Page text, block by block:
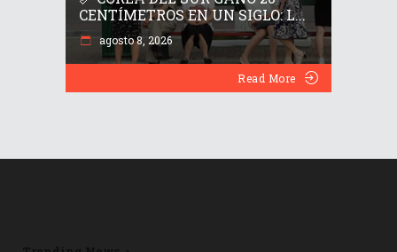
CENTÍMETROS EN UN SIGLO: L...
agosto 8, 2026
Read More